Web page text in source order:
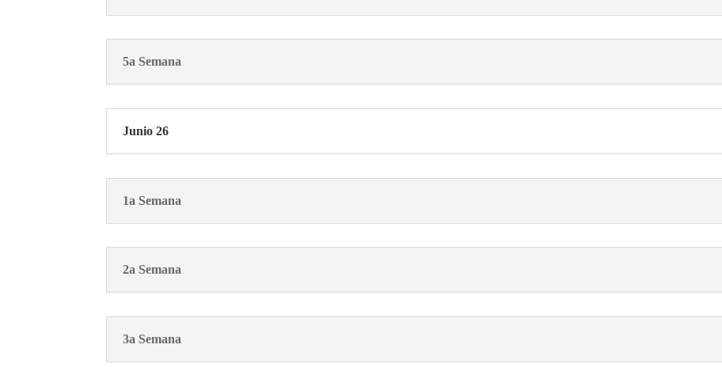
5a Semana
Junio 26
1a Semana
2a Semana
3a Semana